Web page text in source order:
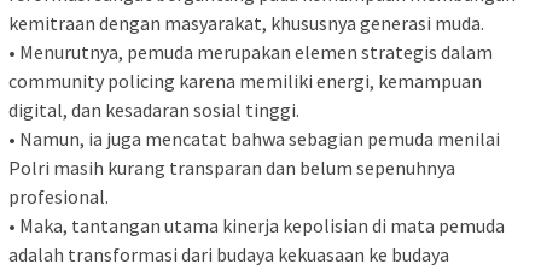
kemitraan dengan masyarakat, khususnya generasi muda.
• Menurutnya, pemuda merupakan elemen strategis dalam
community policing karena memiliki energi, kemampuan
digital, dan kesadaran sosial tinggi.
• Namun, ia juga mencatat bahwa sebagian pemuda menilai
Polri masih kurang transparan dan belum sepenuhnya
profesional.
• Maka, tantangan utama kinerja kepolisian di mata pemuda
adalah transformasi dari budaya kekuasaan ke budaya